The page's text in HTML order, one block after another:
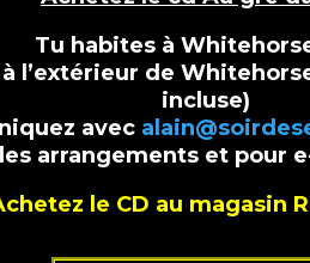
Tu habites à
l’extérieur de
incluse)
avec
les arrangements et pour
le CD au magasin